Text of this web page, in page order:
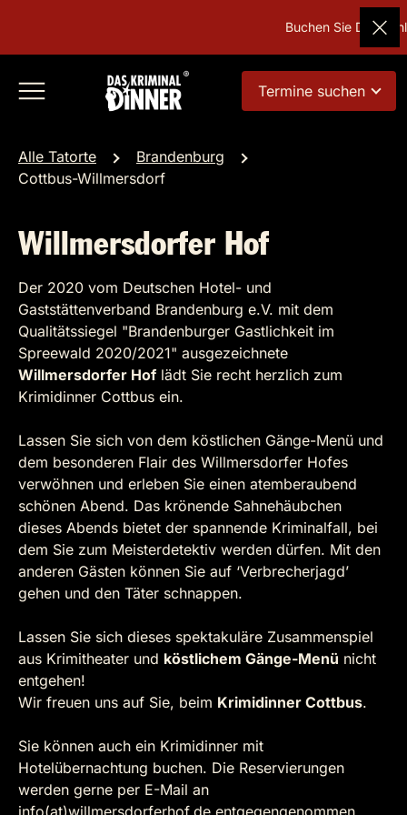
Buchen Sie
Termine suchen
Alle Tatorte
Brandenburg
Cottbus-Willmersdorf
Willmersdorfer Hof
Der 2020 vom Deutschen Hotel- und
Gaststättenverband Brandenburg e.V. mit dem
Qualitätssiegel "Brandenburger Gastlichkeit im
Spreewald 2020/2021" ausgezeichnete
Willmersdorfer Hoflädt Sie recht herzlich zum
Krimidinner Cottbus ein.
Lassen Sie sich von dem köstlichen Gänge-Menü und
dem besonderen Flair des Willmersdorfer Hofes
verwöhnen und erleben Sie einen atemberaubend
schönen Abend. Das krönende Sahnehäubchen
dieses Abends bietet der spannende Kriminalfall, bei
dem Sie zum Meisterdetektiv werden dürfen. Mit den
anderen Gästen können Sie auf ‘Verbrecherjagd’
gehen und den Täter schnappen.
Lassen Sie sich dieses spektakuläre Zusammenspiel
aus Krimitheater und köstlichem Gänge-Menü nicht
entgehen!
Wir freuen uns auf Sie, beim Krimidinner Cottbus.
Sie können auch ein Krimidinner mit
Hotelübernachtung buchen. Die Reservierungen
werden gerne per E-Mail an
info(at)willmersdorferhof.de entgegengenommen.